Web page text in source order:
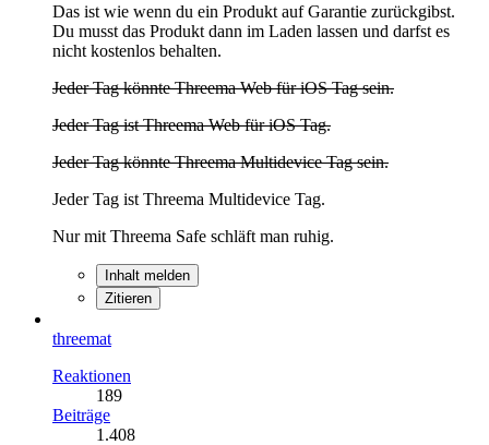
Das ist wie wenn du ein Produkt auf Garantie zurückgibst.
Du musst das Produkt dann im Laden lassen und darfst es
nicht kostenlos behalten.
Jeder Tag könnte Threema Web für iOS Tag sein.
Jeder Tag ist Threema Web für iOS Tag.
Jeder Tag könnte Threema Multidevice Tag sein.
Jeder Tag ist Threema Multidevice Tag.
Nur mit Threema Safe schläft man ruhig.
Inhalt melden
Zitieren
threemat
Reaktionen
189
Beiträge
1.408